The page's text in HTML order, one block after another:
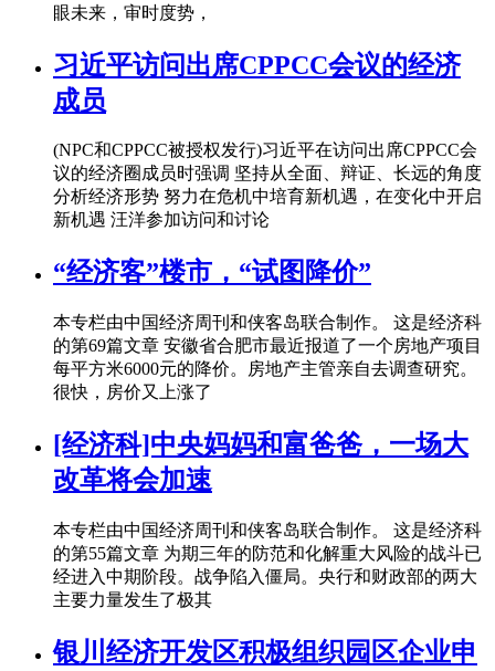
眼未来，审时度势，
习近平访问出席CPPCC会议的经济
成员
(NPC和CPPCC被授权发行)习近平在访问出席CPPCC会
议的经济圈成员时强调 坚持从全面、辩证、长远的角度
分析经济形势 努力在危机中培育新机遇，在变化中开启
新机遇 汪洋参加访问和讨论
“经济客”楼市，“试图降价”
本专栏由中国经济周刊和侠客岛联合制作。 这是经济科
的第69篇文章 安徽省合肥市最近报道了一个房地产项目
每平方米6000元的降价。房地产主管亲自去调查研究。
很快，房价又上涨了
[经济科]中央妈妈和富爸爸，一场大
改革将会加速
本专栏由中国经济周刊和侠客岛联合制作。 这是经济科
的第55篇文章 为期三年的防范和化解重大风险的战斗已
经进入中期阶段。战争陷入僵局。央行和财政部的两大
主要力量发生了极其
银川经济开发区积极组织园区企业申